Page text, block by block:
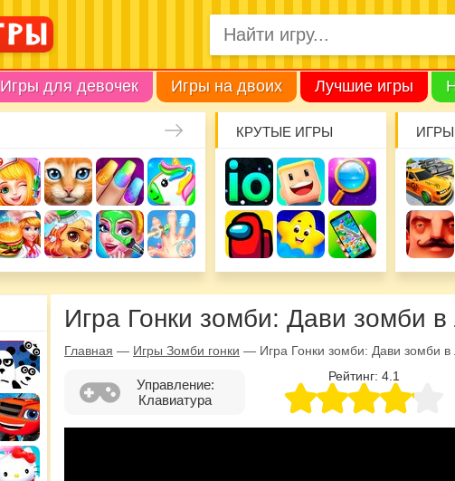
Игры для девочек Игры на двоих Лучшие игры
КРУТЫЕ ИГРЫ
Игра Гонки зомби: Дави зомби в
Главная — Игры Зомби гонки — Игра Гонки зомби: Дави зомби в
Управление:
Клавиатура
Рейтинг: 4.1